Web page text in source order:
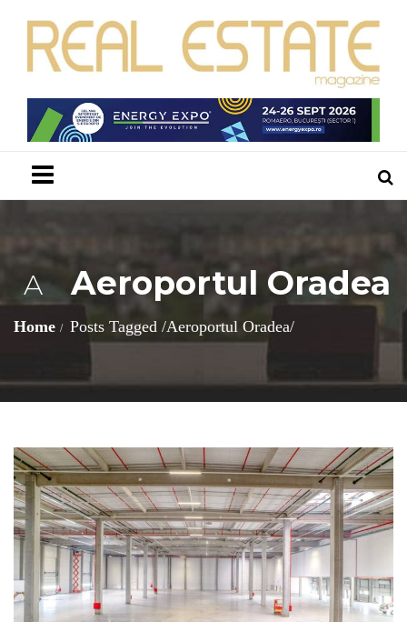
A Aeroportul Oradea
Home Posts Tagged /Aeroportul Oradea/